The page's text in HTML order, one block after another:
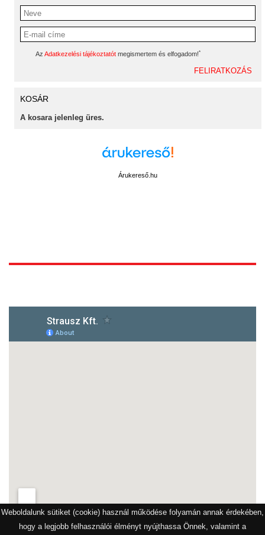
Weboldalunk sütiket (cookie) használ működése folyamán annak érdekében,
hogy a legjobb felhasználói élményt nyújthassa Önnek, valamint a
Az Adatkezelési tájékoztatót megismertem és elfogadom!*
KOSÁR
A kosara jelenleg üres.
Árukereső.hu